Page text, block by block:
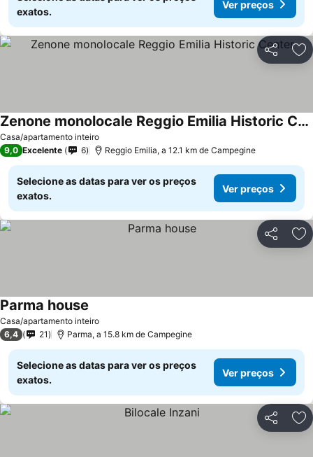
exatos.
Ver preços
Partilhar
Casa/apartamento inteiro
Zenone monolocale Reggio Emilia Historic Center
9,0 Excelente 6 Reggio Emilia, a 12.1 km de Campegine
Selecione as datas para ver os preços
exatos.
Ver preços
Partilhar
Casa/apartamento inteiro
Parma house
6,4 21 Parma, a 15.8 km de Campegine
Selecione as datas para ver os preços
exatos.
Ver preços
Partilhar